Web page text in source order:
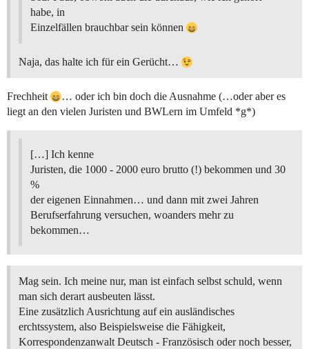
habe, in
Einzelfällen brauchbar sein können
Naja, das halte ich für ein Gerücht…
Frechheit
… oder ich bin doch die Ausnahme (…oder aber es
liegt an den vielen Juristen und BWLern im Umfeld *g*)
[…] Ich kenne
Juristen, die 1000 - 2000 euro brutto (!) bekommen und 30
%
der eigenen Einnahmen… und dann mit zwei Jahren
Berufserfahrung versuchen, woanders mehr zu
bekommen…
Mag sein. Ich meine nur, man ist einfach selbst schuld, wenn
man sich derart ausbeuten lässt.
Eine zusätzlich Ausrichtung auf ein ausländisches
erchtssystem, also Beispielsweise die Fähigkeit,
Korrespondenzanwalt Deutsch - Französisch oder noch besser,